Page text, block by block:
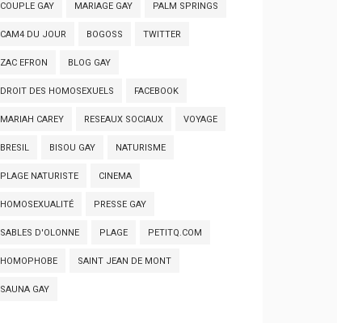
COUPLE GAY MARIAGE GAY PALM SPRINGS
CAM4 DU JOUR BOGOSS TWITTER
ZAC EFRON BLOG GAY
DROIT DES HOMOSEXUELS FACEBOOK
MARIAH CAREY RESEAUX SOCIAUX VOYAGE
BRESIL BISOU GAY NATURISME
PLAGE NATURISTE CINEMA
HOMOSEXUALITÉ PRESSE GAY
SABLES D'OLONNE PLAGE PETITQ.COM
HOMOPHOBE SAINT JEAN DE MONT
SAUNA GAY